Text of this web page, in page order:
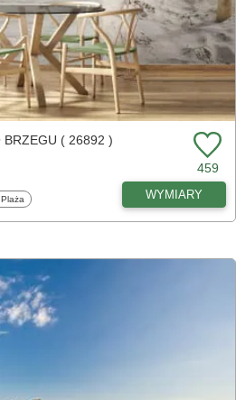
BRZEGU ( 26892 )
459
WYMIARY